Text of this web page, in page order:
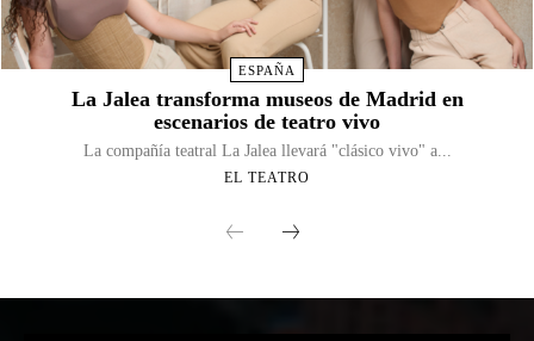
ESPAÑA
La Jalea transforma museos de Madrid en
escenarios de teatro vivo
La compañía teatral La Jalea llevará "clásico vivo" a...
EL TEATRO